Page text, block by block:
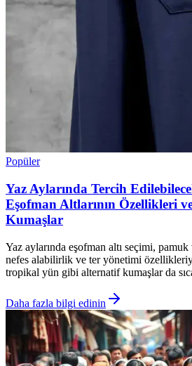
Popüler
Yaz Aylarında Tercih
Eşofman Altlarının Özellikleri
Kumaşlar
Yaz aylarında eşofman altı seçimi, pamuk
nefes alabilirlik ve ter yönetimi
tropikal yün gibi alternatif kumaşlar da
Daha fazla bilgi edinin